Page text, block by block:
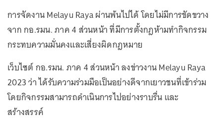
การจัดงาน Melayu Raya ผ่านพ้นไปได้ โดยไม่มีการขัดขวาง
จาก กอ.รมน. ภาค 4 ส่วนหน้า ที่มีการตั้งกฎห้ามทำกิจกรรม
กระทบความมั่นคงและเสี่ยงผิดกฎหมาย
เว็บไซต์ กอ.รมน. ภาค 4 ส่วนหน้า ลงข่าวงาน Melayu Raya
2023 ว่า ได้รับความร่วมมือเป็นอย่างดีจากเยาวชนที่เข้าร่วม
โดยกิจกรรมสามารถดำเนินการไปอย่างราบรื่น และ
สร้างสรรค์